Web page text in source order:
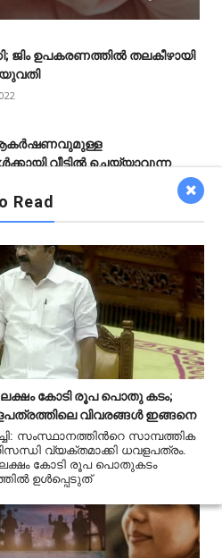
ജിം ഉപകരണത്തിൽ തലകീഴായി
ആകർഷണവുമുള്ള
വീട്ടിൽ ചെയ്യാവുന്ന
വീഡിയോ
പേടിക്കണ്ട; എന്നും യൗവനം
ഇസ്രയേലി
പ്രശ്‌നം; വീട്ടിൽ
പരിഹാരം
View All
Read
ലക്ഷം കോടി രൂപ പൊതു കടം;
വിവരങ്ങൾ ഇങ്ങനെ
സംസ്ഥാനത്തിന്‍റെ സാമ്പത്തിക
വ്യക്തമാക്കി ധവളപത്രം.
ലക്ഷം കോടി രൂപ പൊതുകടം
ഉള്‍പ്പെടുത്